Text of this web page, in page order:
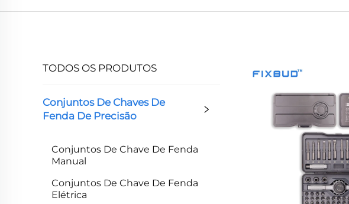
TODOS OS PRODUTOS
Conjuntos De Chaves De
Fenda De Precisão
Conjuntos De Chave De Fenda
Manual
Conjuntos De Chave De Fenda
Elétrica